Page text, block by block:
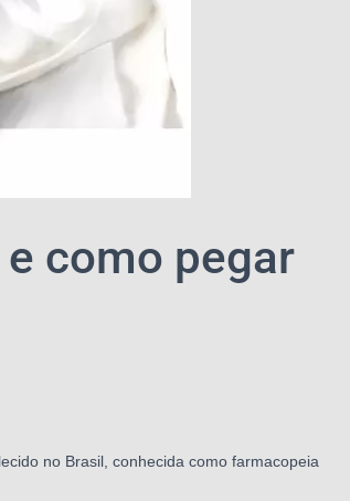
como pegar
no Brasil, conhecida como farmacopeia